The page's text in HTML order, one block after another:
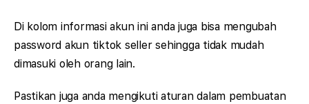
Di kolom informasi akun ini anda juga bisa mengubah
password akun tiktok seller sehingga tidak mudah
dimasuki oleh orang lain.
Pastikan juga anda mengikuti aturan dalam pembuatan